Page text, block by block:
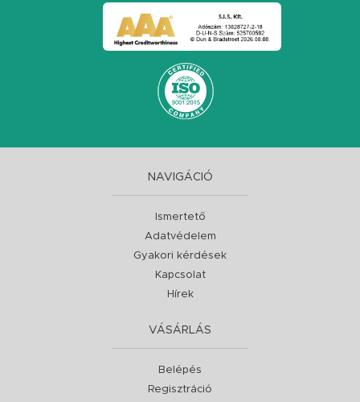
NAVIGÁCIÓ
Ismertető
Adatvédelem
Gyakori kérdések
Kapcsolat
Hírek
VÁSÁRLÁS
Belépés
Regisztráció